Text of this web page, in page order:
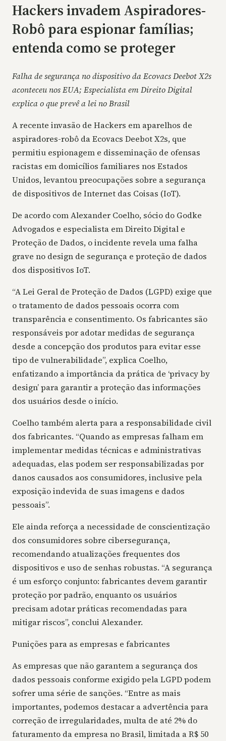
Hackers invadem Aspiradores-
Robô para espionar famílias;
entenda como se proteger
Falha de segurança no dispositivo da Ecovacs Deebot X2s
aconteceu nos EUA; Especialista em Direito Digital
explica o que prevê a lei no Brasil
A recente invasão de Hackers em aparelhos de
aspiradores-robô da Ecovacs Deebot X2s, que
permitiu espionagem e disseminação de ofensas
racistas em domicílios familiares nos Estados
Unidos, levantou preocupações sobre a segurança
de dispositivos de Internet das Coisas (IoT).
De acordo com Alexander Coelho, sócio do Godke
Advogados e especialista em Direito Digital e
Proteção de Dados, o incidente revela uma falha
grave no design de segurança e proteção de dados
dos dispositivos IoT.
“A Lei Geral de Proteção de Dados (LGPD) exige que
o tratamento de dados pessoais ocorra com
transparência e consentimento. Os fabricantes são
responsáveis por adotar medidas de segurança
desde a concepção dos produtos para evitar esse
tipo de vulnerabilidade”, explica Coelho,
enfatizando a importância da prática de ‘privacy by
design’ para garantir a proteção das informações
dos usuários desde o início.
Coelho também alerta para a responsabilidade civil
dos fabricantes. “Quando as empresas falham em
implementar medidas técnicas e administrativas
adequadas, elas podem ser responsabilizadas por
danos causados aos consumidores, inclusive pela
exposição indevida de suas imagens e dados
pessoais”.
Ele ainda reforça a necessidade de conscientização
dos consumidores sobre cibersegurança,
recomendando atualizações frequentes dos
dispositivos e uso de senhas robustas. “A segurança
é um esforço conjunto: fabricantes devem garantir
proteção por padrão, enquanto os usuários
precisam adotar práticas recomendadas para
mitigar riscos”, conclui Alexander.
Punições para as empresas e fabricantes
As empresas que não garantem a segurança dos
dados pessoais conforme exigido pela LGPD podem
sofrer uma série de sanções. “Entre as mais
importantes, podemos destacar a advertência para
correção de irregularidades, multa de até 2% do
faturamento da empresa no Brasil, limitada a R$ 50